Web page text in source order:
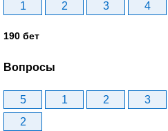
1 2 3 4
190 бет
Вопросы
5 1 2 3
2